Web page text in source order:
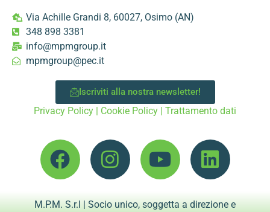
Via Achille Grandi 8, 60027, Osimo (AN)
348 898 3381
info@mpmgroup.it
mpmgroup@pec.it
Iscriviti alla nostra newsletter!
Privacy Policy Cookie Policy Trattamento dati
M.P.M. S.r.l | Socio unico, soggetta a direzione e